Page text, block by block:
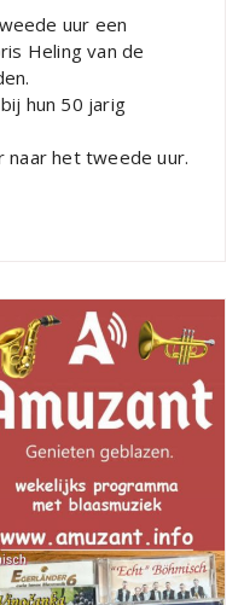
uur een
Heling van de
hun 50 jarig
naar het tweede uur.